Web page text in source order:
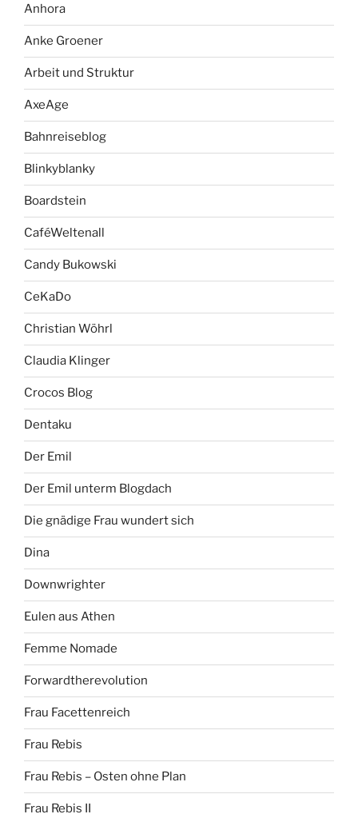
Anhora
Anke Groener
Arbeit und Struktur
AxeAge
Bahnreiseblog
Blinkyblanky
Boardstein
CaféWeltenall
Candy Bukowski
CeKaDo
Christian Wöhrl
Claudia Klinger
Crocos Blog
Dentaku
Der Emil
Der Emil unterm Blogdach
Die gnädige Frau wundert sich
Dina
Downwrighter
Eulen aus Athen
Femme Nomade
Forwardtherevolution
Frau Facettenreich
Frau Rebis
Frau Rebis – Osten ohne Plan
Frau Rebis II